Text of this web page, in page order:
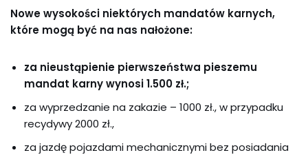
Nowe wysokości niektórych mandatów karnych,
które mogą być na nas nałożone:
za nieustąpienie pierwszeństwa pieszemu
mandat karny wynosi1.500 zł.;
za wyprzedzanie na zakazie – 1000 zł., w przypadku
recydywy 2000 zł.,
za jazdę pojazdami mechanicznymi bez posiadania